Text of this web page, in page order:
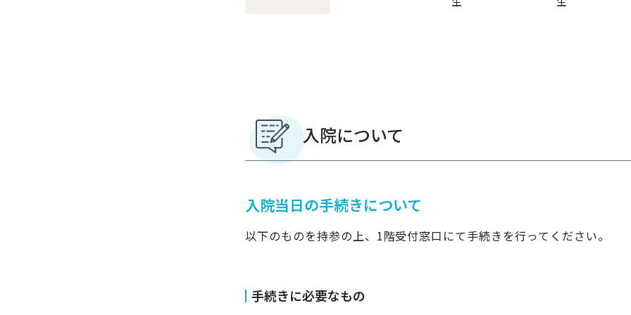
入院について
入院当日の手続きについて
以下のものを持参の上、1階受付窓口にて手続きを行ってください。
手続きに必要なもの